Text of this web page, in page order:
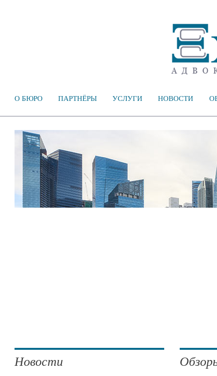
О БЮРО ПАРТНЁРЫ УСЛУГИ НОВОСТИ
Новости